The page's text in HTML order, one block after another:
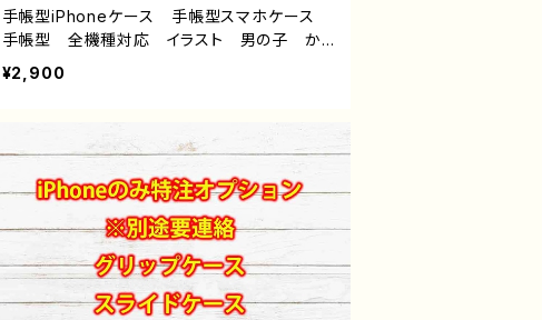
手帳型iPhoneケース 手帳型スマホケース
手帳型 全機種対応 イラスト 男の子 かっ
こいい イケメン クール おしゃれ 動物
シャチ かわいい エモい メンズ クール
QUOS Xperia Googlepixel Galaxy
Android アンドロイド ケース 個性的 お
すすめ 人気 イラストレーター クリエイタ
ー 絵師 オリジナル デザイン グッズ タ
イトル：海へのキャンパス 作：しゅり
¥2,900